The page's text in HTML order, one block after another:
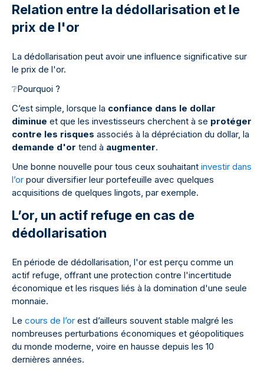
Relation entre la dédollarisation et le
prix de l'or
La dédollarisation peut avoir une influence significative sur
le prix de l'or.
❔Pourquoi ?
C’est simple, lorsque la confiance dans le dollar
diminue et que les investisseurs cherchent à se protéger
contre les risques associés à la dépréciation du dollar, la
demande d'or tend à augmenter.
Une bonne nouvelle pour tous ceux souhaitant investir dans
l’or pour diversifier leur portefeuille avec quelques
acquisitions de quelques lingots, par exemple.
L’or, un actif refuge en cas de
dédollarisation
En période de dédollarisation, l'or est perçu comme un
actif refuge, offrant une protection contre l'incertitude
économique et les risques liés à la domination d'une seule
monnaie.
Le cours de l’or est d’ailleurs souvent stable malgré les
nombreuses perturbations économiques et géopolitiques
du monde moderne, voire en hausse depuis les 10
dernières années.